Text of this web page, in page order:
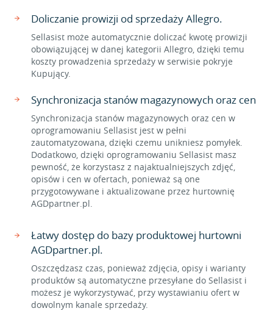
Doliczanie prowizji od sprzedaży Allegro.
Sellasist może automatycznie doliczać kwotę prowizji
obowiązującej w danej kategorii Allegro, dzięki temu
koszty prowadzenia sprzedaży w serwisie pokryje
Kupujący.
Synchronizacja stanów magazynowych oraz cen
Synchronizacja stanów magazynowych oraz cen w
oprogramowaniu Sellasist jest w pełni
zautomatyzowana, dzięki czemu unikniesz pomyłek.
Dodatkowo, dzięki oprogramowaniu Sellasist masz
pewność, że korzystasz z najaktualniejszych zdjęć,
opisów i cen w ofertach, ponieważ są one
przygotowywane i aktualizowane przez hurtownię
AGDpartner.pl.
Łatwy dostęp do bazy produktowej hurtowni
AGDpartner.pl.
Oszczędzasz czas, ponieważ zdjęcia, opisy i warianty
produktów są automatyczne przesyłane do Sellasist i
możesz je wykorzystywać, przy wystawianiu ofert w
dowolnym kanale sprzedaży.